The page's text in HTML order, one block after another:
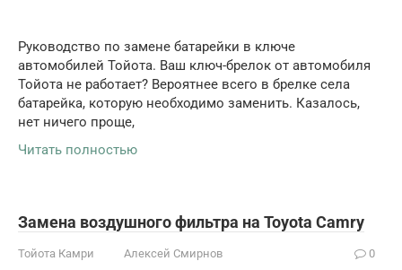
Руководство по замене батарейки в ключе
автомобилей Тойота. Ваш ключ-брелок от автомобиля
Тойота не работает? Вероятнее всего в брелке села
батарейка, которую необходимо заменить. Казалось,
нет ничего проще,
Читать полностью
Замена воздушного фильтра на Toyota Camry
Тойота Камри Алексей Смирнов 0